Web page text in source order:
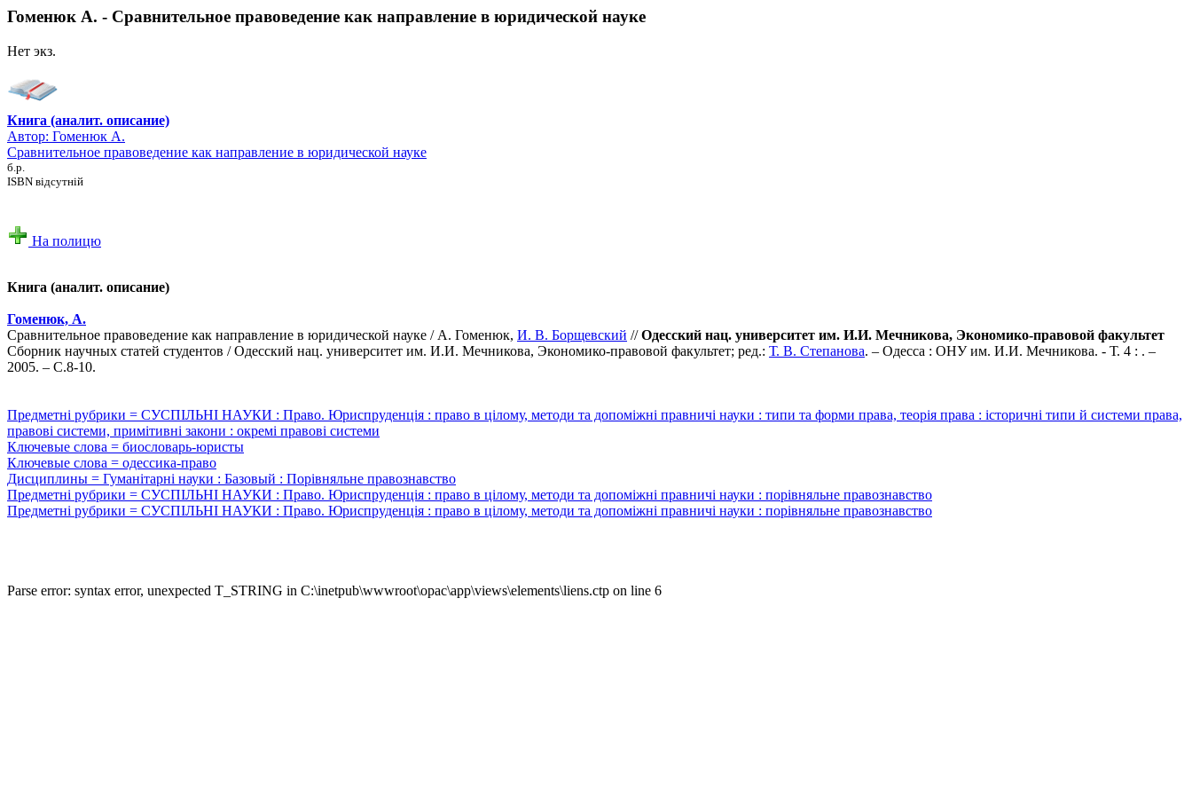
Гоменюк А. - Сравнительное правоведение как направление в юридической науке
Нет экз.
Книга (аналит. описание)
Автор: Гоменюк А.
Сравнительное правоведение как направление в юридической науке
б.р.
ISBN відсутній
На полицю
Книга (аналит. описание)
Гоменюк, А.
Сравнительное правоведение как направление в юридической науке / А. Гоменюк, И. В. Борщевский //Одесский нац. университет им. И.И. Мечникова, Экономико-правовой факультет
Сборник научных статей студентов / Одесский нац. университет им. И.И. Мечникова, Экономико-правовой факультет; ред.: Т. В. Степанова. – Одесса : ОНУ им. И.И. Мечникова. - Т. 4 : . –
2005. – С.8-10.
Предметні рубрики = СУСПІЛЬНІ НАУКИ : Право. Юриспруденція : право в цілому, методи та допоміжні правничі науки : типи та форми права, теорія права : історичні типи й системи права,
правові системи, примітивні закони : окремі правові системи
Ключевые слова = биословарь-юристы
Ключевые слова = одессика-право
Дисциплины = Гуманітарні науки : Базовый : Порівняльне правознавство
Предметні рубрики = СУСПІЛЬНІ НАУКИ : Право. Юриспруденція : право в цілому, методи та допоміжні правничі науки : порівняльне правознавство
Предметні рубрики = СУСПІЛЬНІ НАУКИ : Право. Юриспруденція : право в цілому, методи та допоміжні правничі науки : порівняльне правознавство
Parse error: syntax error, unexpected T_STRING in C:\inetpub\wwwroot\opac\app\views\elements\liens.ctp on line 6